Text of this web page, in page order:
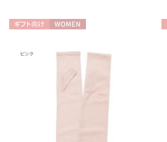
向け
N